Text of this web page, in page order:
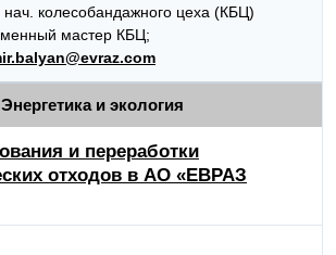
нач. колесобандажного цеха (КБЦ)
мастер КБЦ;
Энергетика и экология
и переработки
отходов в АО «ЕВРАЗ